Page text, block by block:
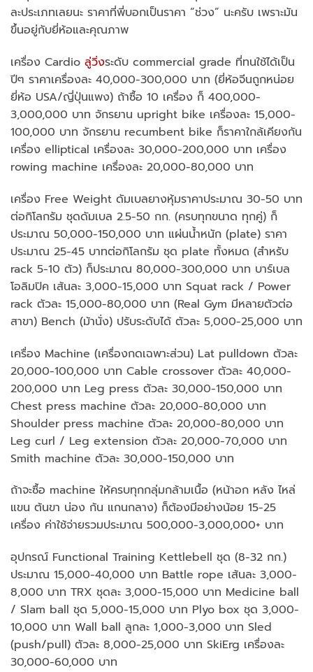
ละประเภทเลยนะ ราคาที่พี่บอกเป็นราคา “ช่วง” นะครับ เพราะมัน
ขึ้นอยู่กับยี่ห้อและคุณภาพ
เครื่อง Cardio ลู่วิ่งระดับ commercial grade ที่ทนใช้ได้เป็น
ปีๆ ราคาเครื่องละ 40,000-300,000 บาท (ยี่ห้อจีนถูกหน่อย
ยี่ห้อ USA/ญี่ปุ่นแพง) ถ้าซื้อ 10 เครื่อง ก็ 400,000-
3,000,000 บาท จักรยาน upright bike เครื่องละ 15,000-
100,000 บาท จักรยาน recumbent bike ก็ราคาใกล้เคียงกัน
เครื่อง elliptical เครื่องละ 30,000-200,000 บาท เครื่อง
rowing machine เครื่องละ 20,000-80,000 บาท
เครื่อง Free Weight ดัมเบลยางหุ้มราคาประมาณ 30-50 บาท
ต่อกิโลกรัม ชุดดัมเบล 2.5-50 กก. (ครบทุกขนาด ทุกคู่) ก็
ประมาณ 50,000-150,000 บาท แผ่นน้ำหนัก (plate) ราคา
ประมาณ 25-45 บาทต่อกิโลกรัม ชุด plate ทั้งหมด (สำหรับ
rack 5-10 ตัว) ก็ประมาณ 80,000-300,000 บาท บาร์เบล
โอลิมปิค เส้นละ 3,000-15,000 บาท Squat rack / Power
rack ตัวละ 15,000-80,000 บาท (Real Gym มีหลายตัวต่อ
สาขา) Bench (ม้านั่ง) ปรับระดับได้ ตัวละ 5,000-25,000 บาท
เครื่อง Machine (เครื่องกดเฉพาะส่วน) Lat pulldown ตัวละ
20,000-100,000 บาท Cable crossover ตัวละ 40,000-
200,000 บาท Leg press ตัวละ 30,000-150,000 บาท
Chest press machine ตัวละ 20,000-80,000 บาท
Shoulder press machine ตัวละ 20,000-80,000 บาท
Leg curl / Leg extension ตัวละ 20,000-70,000 บาท
Smith machine ตัวละ 30,000-150,000 บาท
ถ้าจะซื้อ machine ให้ครบทุกกลุ่มกล้ามเนื้อ (หน้าอก หลัง ไหล่
แขน ต้นขา น่อง ก้น แกนกลาง) ก็ต้องมีอย่างน้อย 15-25
เครื่อง ค่าใช้จ่ายรวมประมาณ 500,000-3,000,000+ บาท
อุปกรณ์ Functional Training Kettlebell ชุด (8-32 กก.)
ประมาณ 15,000-40,000 บาท Battle rope เส้นละ 3,000-
8,000 บาท TRX ชุดละ 3,000-15,000 บาท Medicine ball
/ Slam ball ชุด 5,000-15,000 บาท Plyo box ชุด 3,000-
10,000 บาท Wall ball ลูกละ 1,000-3,000 บาท Sled
(push/pull) ตัวละ 8,000-25,000 บาท SkiErg เครื่องละ
30,000-60,000 บาท